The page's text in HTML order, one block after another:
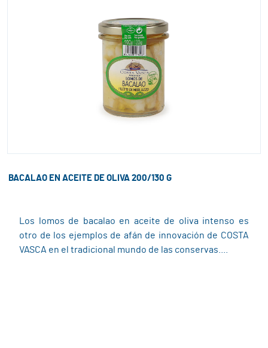
BACALAO EN ACEITE DE OLIVA 200/130 G
Los lomos de bacalao en aceite de oliva intenso es
otro de los ejemplos de afán de innovación de COSTA
VASCA en el tradicional mundo de las conservas....